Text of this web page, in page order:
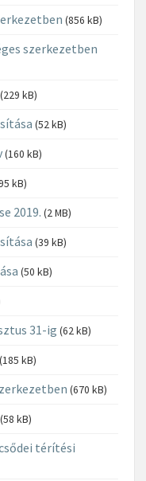
(856 kB)
szerkezetben
(229 kB)
(52 kB)
(160 kB)
kB)
2019. (2 MB)
(39 kB)
(50 kB)
31-ig (62 kB)
(185 kB)
(670 kB)
(58 kB)
térítési